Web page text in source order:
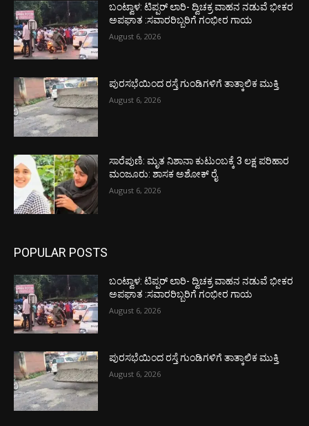
ಬಂಟ್ವಾಳ: ಟಿಪ್ಪರ್ ಲಾರಿ- ದ್ವಿಚಕ್ರ ವಾಹನ ನಡುವೆ ಭೀಕರ
ಅಪಘಾತ :ಸವಾರರಿಬ್ಬರಿಗೆ ಗಂಭೀರ ಗಾಯ
August 6, 2026
ಪುರಸಭೆಯಿಂದ ರಸ್ತೆ ಗುಂಡಿಗಳಿಗೆ ತಾತ್ಕಾಲಿಕ ಮುಕ್ತಿ
August 6, 2026
ಸಾರೆಪುಣಿ: ಮೃತ ನಿಶಾನಾ ಕುಟುಂಬಕ್ಕೆ 3 ಲಕ್ಷ ಪರಿಹಾರ
ಮಂಜೂರು: ಶಾಸಕ ಅಶೋಕ್ ರೈ
August 6, 2026
POPULAR POSTS
ಬಂಟ್ವಾಳ: ಟಿಪ್ಪರ್ ಲಾರಿ- ದ್ವಿಚಕ್ರ ವಾಹನ ನಡುವೆ ಭೀಕರ
ಅಪಘಾತ :ಸವಾರರಿಬ್ಬರಿಗೆ ಗಂಭೀರ ಗಾಯ
August 6, 2026
ಪುರಸಭೆಯಿಂದ ರಸ್ತೆ ಗುಂಡಿಗಳಿಗೆ ತಾತ್ಕಾಲಿಕ ಮುಕ್ತಿ
August 6, 2026